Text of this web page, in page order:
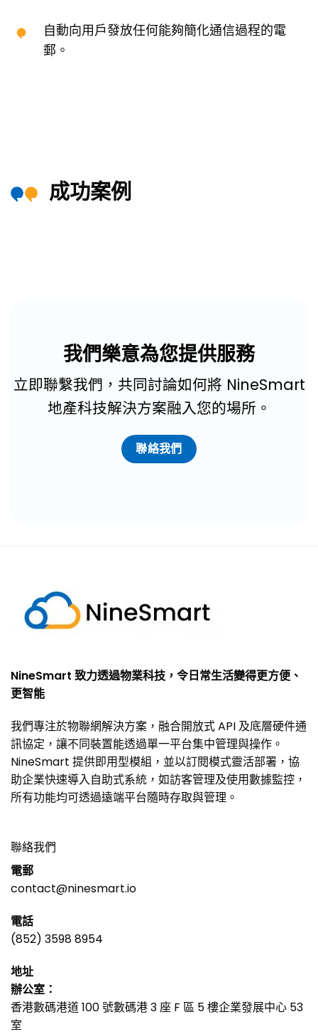
自動向用戶發放任何能夠簡化通信過程的電
郵。
成功案例
我們樂意為您提供服務
立即聯繫我們，共同討論如何將 NineSmart
地產科技解決方案融入您的場所。
聯絡我們
NineSmart 致力透過物業科技，令日常生活變得更方便、
更智能
我們專注於物聯網解決方案，融合開放式 API 及底層硬件通
訊協定，讓不同裝置能透過單一平台集中管理與操作。
NineSmart 提供即用型模組，並以訂閱模式靈活部署，協
助企業快速導入自助式系統，如訪客管理及使用數據監控，
所有功能均可透過遠端平台隨時存取與管理。
聯絡我們
電郵
contact@ninesmart.io
電話
(852) 3598 8954
地址
辦公室：
香港數碼港道 100 號數碼港 3 座 F 區 5 樓企業發展中心 53
室